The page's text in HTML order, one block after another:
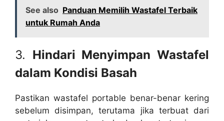
See also Panduan Memilih Wastafel Terbaik
untuk Rumah Anda
3. Hindari Menyimpan Wastafel
dalam Kondisi Basah
Pastikan wastafel portable benar-benar kering
sebelum disimpan, terutama jika terbuat dari